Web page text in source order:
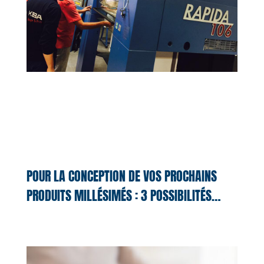
POUR LA CONCEPTION DE VOS PROCHAINS
PRODUITS MILLÉSIMÉS : 3 POSSIBILITÉS…